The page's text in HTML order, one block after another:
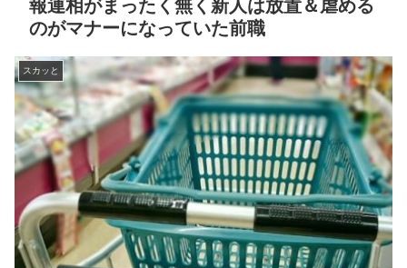
報連相がまったく無く新人は放置＆虐める
のがマナーになっていた前職
スカッと